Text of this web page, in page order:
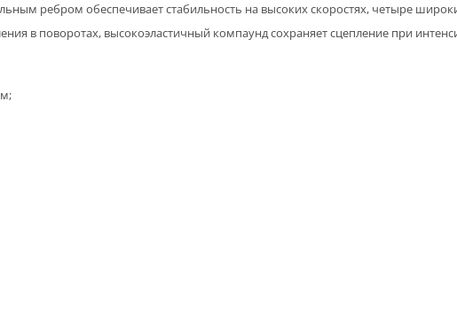
ребром обеспечивает стабильность на высоких скоростях, четыре
в поворотах, высокоэластичный компаунд сохраняет сцепление при